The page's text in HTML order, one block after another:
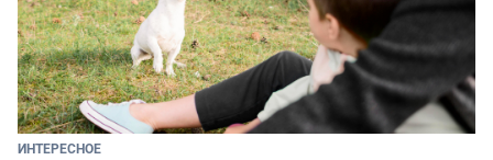
ИНТЕРЕСНОЕ